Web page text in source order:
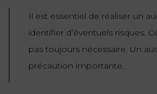
Il est essentiel de réaliser un
identifier d’éventuels risques.
pas toujours nécessaire. Un
précaution importante.